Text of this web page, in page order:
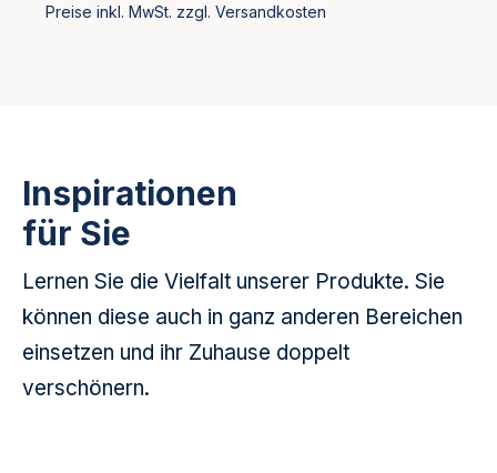
Preise inkl. MwSt. zzgl. Versandkosten
Inspirationen
für Sie
Lernen Sie die Vielfalt unserer Produkte. Sie
können diese auch in ganz anderen Bereichen
einsetzen und ihr Zuhause doppelt
verschönern.